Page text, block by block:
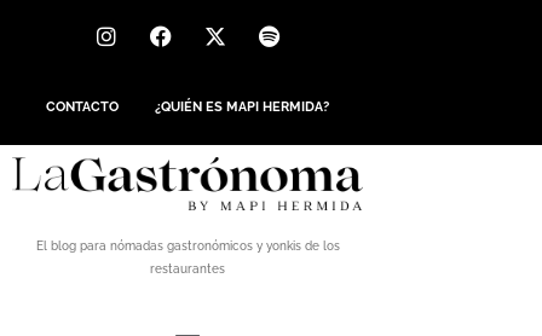
CONTACTO ¿QUIÉN ES MAPI HERMIDA?
El blog para nómadas gastronómicos y yonkis de los
restaurantes